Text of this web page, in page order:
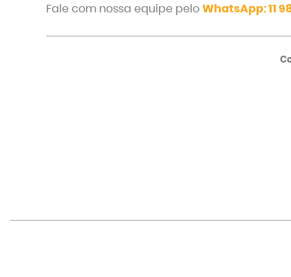
Fale com nossa equipe peloWhatsApp: 11